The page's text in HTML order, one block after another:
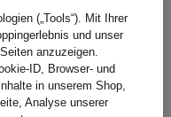
(„Tools“). Mit Ihrer
und unser
anzuzeigen.
ID, Browser- und
in unserem Shop,
Analyse unserer